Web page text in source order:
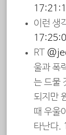
이런 생
RT
울과 폭
는 드물
되지만
때 우울
타난다.